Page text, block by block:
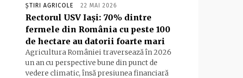
ȘTIRI AGRICOLE 22 MAI 2026
Rectorul USV Iași: 70% dintre
fermele din România cu peste 100
de hectare au datorii foarte mari
Agricultura României traversează în 2026
un an cu perspective bune din punct de
vedere climatic, însă presiunea financiară